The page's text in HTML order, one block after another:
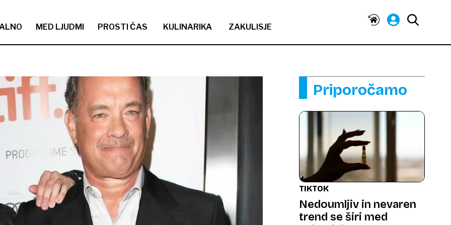
MED LJUDMI PROSTI ČAS KULINARIKA ZAKULISJE
Priporočamo
TIKTOK
Nedoumljiv in nevaren
trend se širi med